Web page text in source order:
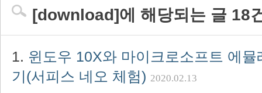
[download]에 해당되는 글 18
윈도우 10X와 마이크로소프트 에
기(서피스 네오 체험) 2020.02.13